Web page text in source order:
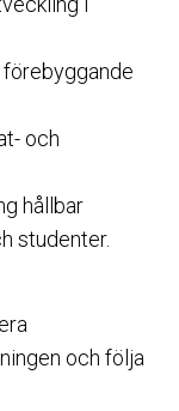
och
hållbar
studenter.
och följa